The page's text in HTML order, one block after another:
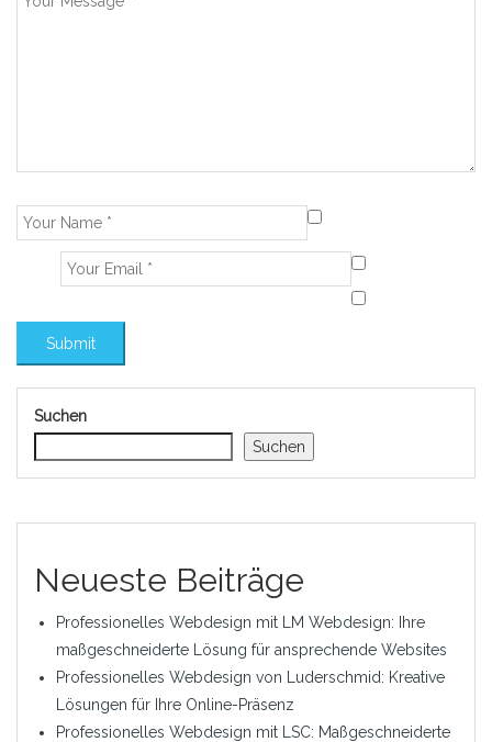
Suchen
Suchen
Neueste Beiträge
Professionelles Webdesign mit LM Webdesign: Ihre
maßgeschneiderte Lösung für ansprechende Websites
Professionelles Webdesign von Luderschmid: Kreative
Lösungen für Ihre Online-Präsenz
Professionelles Webdesign mit LSC: Maßgeschneiderte